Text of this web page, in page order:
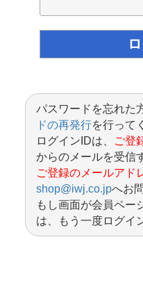
パスワードを忘れた
ドの再発行を行って
ログインIDは、
ご登
からのメールを受信
ご登録のメールアド
shop@iwj.co.jpへお
もし画面が会員ペー
は、もう一度ログイ